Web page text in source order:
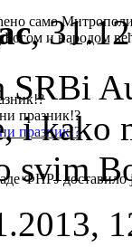
само
Богом и народом
празник!?
празник!?
ФНРЈ доставило
,
SRBi
i kako
svim